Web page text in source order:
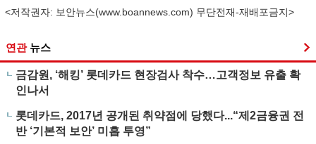
<저작권자: 보안뉴스(www.boannews.com) 무단전재-재배포금지>
연관 뉴스
금감원, ‘해킹’ 롯데카드 현장검사 착수…고객정보 유출 확
인나서
롯데카드, 2017년 공개된 취약점에 당했다...“제2금융권 전
반 ‘기본적 보안’ 미흡 투영”